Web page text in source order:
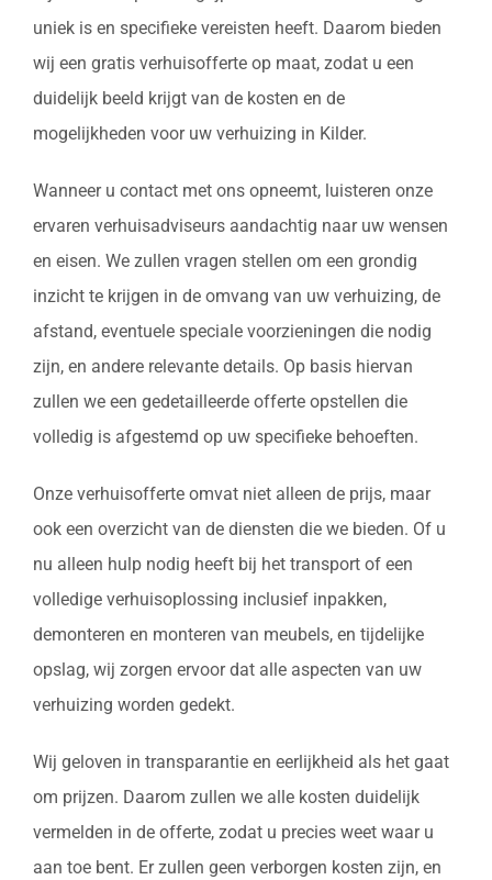
uniek is en specifieke vereisten heeft. Daarom bieden
wij een gratis verhuisofferte op maat, zodat u een
duidelijk beeld krijgt van de kosten en de
mogelijkheden voor uw verhuizing in Kilder.
Wanneer u contact met ons opneemt, luisteren onze
ervaren verhuisadviseurs aandachtig naar uw wensen
en eisen. We zullen vragen stellen om een grondig
inzicht te krijgen in de omvang van uw verhuizing, de
afstand, eventuele speciale voorzieningen die nodig
zijn, en andere relevante details. Op basis hiervan
zullen we een gedetailleerde offerte opstellen die
volledig is afgestemd op uw specifieke behoeften.
Onze verhuisofferte omvat niet alleen de prijs, maar
ook een overzicht van de diensten die we bieden. Of u
nu alleen hulp nodig heeft bij het transport of een
volledige verhuisoplossing inclusief inpakken,
demonteren en monteren van meubels, en tijdelijke
opslag, wij zorgen ervoor dat alle aspecten van uw
verhuizing worden gedekt.
Wij geloven in transparantie en eerlijkheid als het gaat
om prijzen. Daarom zullen we alle kosten duidelijk
vermelden in de offerte, zodat u precies weet waar u
aan toe bent. Er zullen geen verborgen kosten zijn, en